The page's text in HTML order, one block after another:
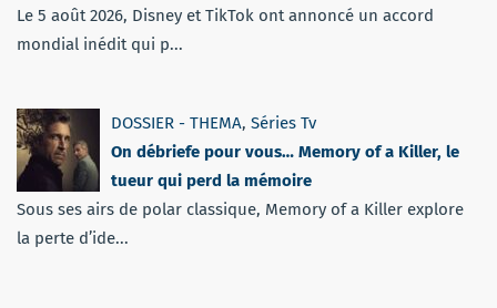
Le 5 août 2026, Disney et TikTok ont annoncé un accord
mondial inédit qui p...
DOSSIER - THEMA, Séries Tv
On débriefe pour vous… Memory of a Killer, le
tueur qui perd la mémoire
Sous ses airs de polar classique, Memory of a Killer explore
la perte d’ide...